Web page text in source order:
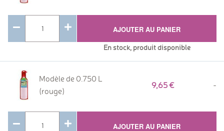
AJOUTER AU PANIER
En stock, produit disponible
Modèle de 0.750 L
(rouge)
9,65 -
AJOUTER AU PANIER